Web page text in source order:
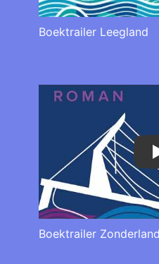
Boektrailer Leegland
Play
Boektrailer Zonderland